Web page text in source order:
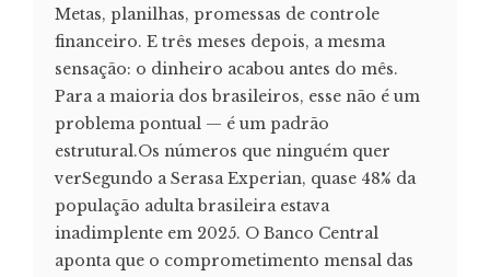
Metas, planilhas, promessas de controle
financeiro. E três meses depois, a mesma
sensação: o dinheiro acabou antes do mês.
Para a maioria dos brasileiros, esse não é um
problema pontual — é um padrão
estrutural.Os números que ninguém quer
verSegundo a Serasa Experian, quase 48% da
população adulta brasileira estava
inadimplente em 2025. O Banco Central
aponta que o comprometimento mensal das